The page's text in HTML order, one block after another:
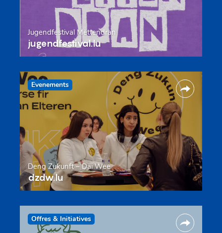
Jugendfestival Mëttendran
jugendfestival.lu
Evenements
Deng Zukunft – Däi Wee
dzdw.lu
Offres & Initiatives